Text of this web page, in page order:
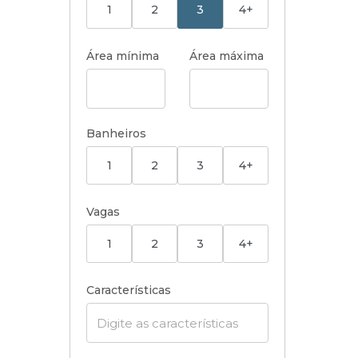
1 2 3 4+
Área mínima Área máxima
Banheiros
1 2 3 4+
Vagas
1 2 3 4+
Características